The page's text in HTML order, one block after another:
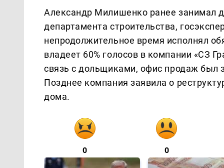
Александр Милишенко ранее занимал
департамента строительства,
непродолжительное время исполнял
владеет 60% голосов в компании «СЗ
связь с дольщиками, офис продаж был
Позднее компания заявила о
дома.
0 0